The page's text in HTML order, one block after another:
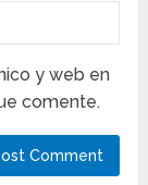
y web en
comente.